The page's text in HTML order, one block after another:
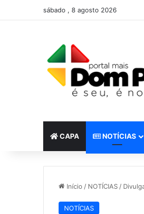
sábado , 8 agosto 2026
CAPA NOTÍCIAS
Início / NOTÍCIAS /
NOTÍCIAS